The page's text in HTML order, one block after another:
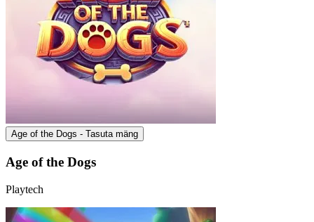
Age of the Dogs - Tasuta mäng
Age of the Dogs
Playtech